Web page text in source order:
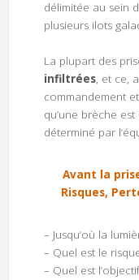
délimitée au sein
plusieurs ilots
La plupart des
infiltrées, et ce,
commandement
qu’une brèche
déterminé par
Avant la
Risques,
– Jusqu’où la
– Quel est le
– Quel est